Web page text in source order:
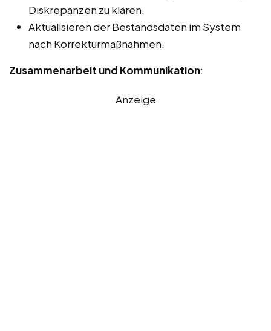
Diskrepanzen zu klären.
Aktualisieren der Bestandsdaten im System
nach Korrekturmaßnahmen.
Zusammenarbeit und Kommunikation:
Anzeige